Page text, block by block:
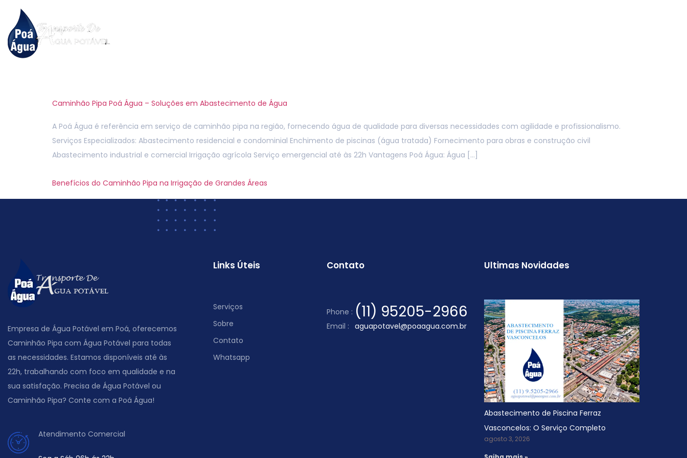
Caminhão Pipa Poá Água – Soluções em Abastecimento de Água
A Poá Água é referência em serviço de caminhão pipa na região, fornecendo água de qualidade para diversas necessidades com agilidade e profissionalismo.
Serviços Especializados: Abastecimento residencial e condominial Enchimento de piscinas (água tratada) Fornecimento para obras e construção civil
Abastecimento industrial e comercial Irrigação agrícola Serviço emergencial até às 22h Vantagens Poá Água: Água […]
Benefícios do Caminhão Pipa na Irrigação de Grandes Áreas
Empresa de Água Potável em Poá, oferecemos
Caminhão Pipa com Água Potável para todas
as necessidades. Estamos disponíveis até às
22h, trabalhando com foco em qualidade e na
sua satisfação. Precisa de Água Potável ou
Caminhão Pipa? Conte com a Poá Água!
Atendimento Comercial
Links Úteis
Serviços
Sobre
Contato
Whatsapp
Contato
Phone : (11) 95205-2966
Email : aguapotavel@poaagua.com.br
Ultimas Novidades
Abastecimento de Piscina Ferraz
Vasconcelos: O Serviço Completo
agosto 3, 2026